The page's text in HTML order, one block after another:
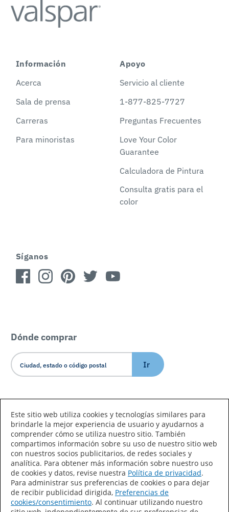
Información
Acerca
Sala de prensa
Carreras
Para minoristas
Apoyo
Servicio al cliente
1-877-825-7727
Preguntas Frecuentes
Love Your Color
Guarantee
Calculadora de Pintura
Consulta gratis para el
color
Síganos
Dónde comprar
Ir
Declaración de accesibilidad
Mapa del sitio
Términos de uso
Privacidad
Este sitio web utiliza cookies y tecnologías similares para
brindarle la mejor experiencia de usuario y ayudarnos a
comprender cómo se utiliza nuestro sitio. También
compartimos información sobre su uso de nuestro sitio web
con nuestros socios publicitarios, de redes sociales y
analítica. Para obtener más información sobre nuestro uso
de cookies y datos, revise nuestra Política de privacidad.
Para administrar sus preferencias de cookies o para dejar
de recibir publicidad dirigida, Preferencias de
cookies/consentimiento. Al continuar utilizando nuestro